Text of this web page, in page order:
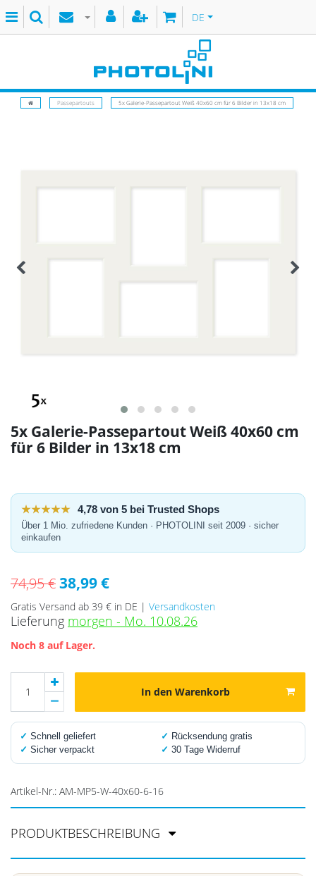
DE
Passepartouts 5x Galerie-Passepartout Weiß 40x60 cm für 6 Bilder in 13x18 cm
5x Galerie-Passepartout Weiß 40x60 cm
für 6 Bilder in 13x18 cm
★★★★★ 4,78 von 5 bei Trusted Shops
Über 1 Mio. zufriedene Kunden · PHOTOLINI seit 2009 · sicher
einkaufen
74,95 €38,99 €
Gratis Versand ab 39 € in DE | Versandkosten
Lieferung morgen - Mo. 10.08.26
Noch 8 auf Lager.
In den Warenkorb
✓ Schnell geliefert ✓ Rücksendung gratis
✓ Sicher verpackt ✓ 30 Tage Widerruf
Artikel-Nr.: AM-MP5-W-40x60-6-16
PRODUKTBESCHREIBUNG